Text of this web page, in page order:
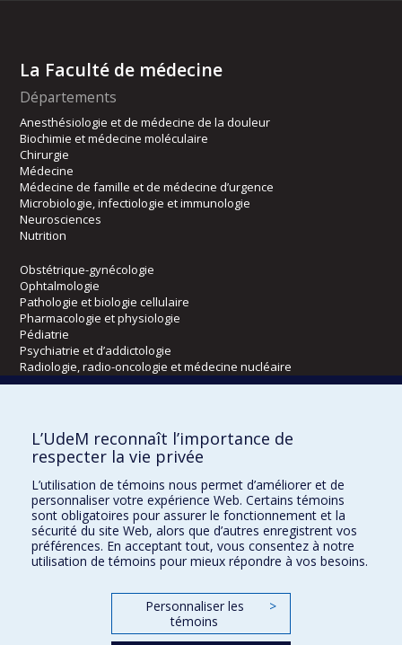
La Faculté de médecine
Départements
Anesthésiologie et de médecine de la douleur
Biochimie et médecine moléculaire
Chirurgie
Médecine
Médecine de famille et de médecine d’urgence
Microbiologie, infectiologie et immunologie
Neurosciences
Nutrition
Obstétrique-gynécologie
Ophtalmologie
Pathologie et biologie cellulaire
Pharmacologie et physiologie
Pédiatrie
Psychiatrie et d’addictologie
Radiologie, radio-oncologie et médecine nucléaire
Kinésiologie et des sciences de l’activité physique
Orthophonie et audiologie
Réadaptation
Directions
DPC
CPASS
L’UdeM reconnaît l’importance de
respecter la vie privée
L’utilisation de témoins nous permet d’améliorer et de
personnaliser votre expérience Web. Certains témoins
sont obligatoires pour assurer le fonctionnement et la
sécurité du site Web, alors que d’autres enregistrent vos
préférences. En acceptant tout, vous consentez à notre
utilisation de témoins pour mieux répondre à vos besoins.
Personnaliser les
témoins
>